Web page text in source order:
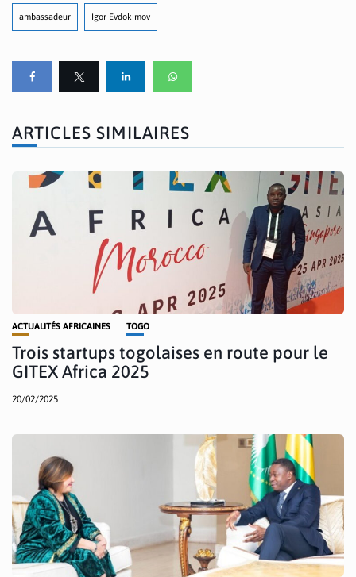
ambassadeur Igor Evdokimov
ARTICLES SIMILAIRES
ACTUALITÉS AFRICAINES TOGO
Trois startups togolaises en route pour le
GITEX Africa 2025
20/02/2025